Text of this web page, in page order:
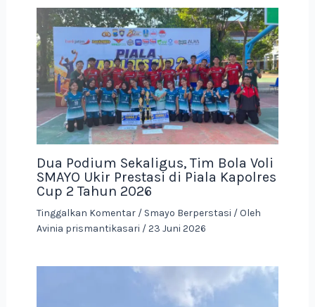
Dua Podium Sekaligus, Tim Bola Voli
SMAYO Ukir Prestasi di Piala Kapolres
Cup 2 Tahun 2026
Tinggalkan Komentar / Smayo Berperstasi / Oleh
Avinia prismantikasari /23 Juni 2026